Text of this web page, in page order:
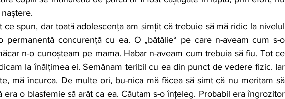
permanentă concurență cu ea. O „bătălie“ pe care n-aveam cum s-o
n-o cunoșteam pe mama. Habar n-aveam cum trebuia să fiu. Tot ce
la înălțimea ei. Semănam teribil cu ea din punct de vedere fizic. Iar
mă încurca. De multe ori, bu-nica mă făcea să simt că nu meritam să
era o blasfemie să arăt ca ea. Căutam s-o înțeleg. Probabil era îngrozitor